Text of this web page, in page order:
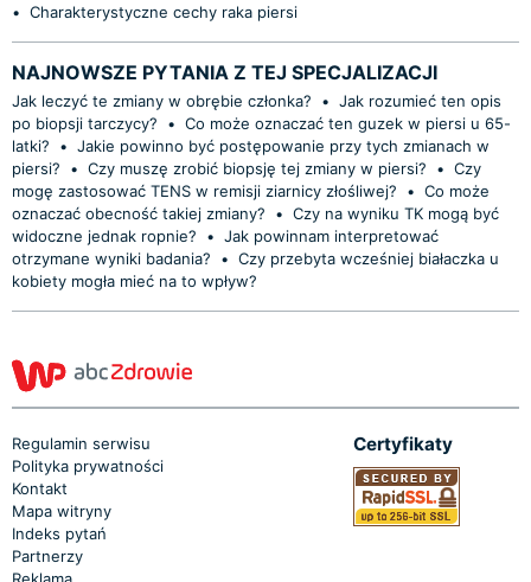
• Charakterystyczne cechy raka piersi
NAJNOWSZE PYTANIA Z TEJ SPECJALIZACJI
Jak leczyć te zmiany w obrębie członka? • Jak rozumieć ten opis
po biopsji tarczycy?
• Co może oznaczać ten guzek w piersi u 65-
latki?
• Jakie powinno być postępowanie przy tych zmianach w
piersi?
• Czy muszę zrobić biopsję tej zmiany w piersi? • Czy
mogę zastosować TENS w remisji ziarnicy złośliwej?
• Co może
oznaczać obecność takiej zmiany?
• Czy na wyniku TK mogą być
widoczne jednak ropnie?
• Jak powinnam interpretować
otrzymane wyniki badania?
• Czy przebyta wcześniej białaczka u
kobiety mogła mieć na to wpływ?
Regulamin serwisu
Polityka prywatności
Kontakt
Mapa witryny
Indeks pytań
Partnerzy
Certyfikaty